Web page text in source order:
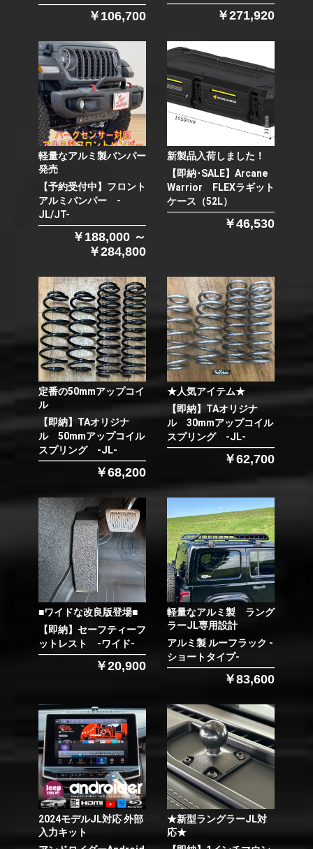
￥106,700 ￥271,920
軽量なアルミ製バンパー
発売
【予約受付中】フロント
アルミバンパー -
JL/JT-
￥188,000 ～
￥284,800
新製品入荷しました！
【即納･SALE】Arcane
Warrior FLEXラギット
ケース（52L）
￥46,530
定番の50mmアップコイ
ル
【即納】TAオリジナ
ル 50mmアップコイル
スプリング -JL-
￥68,200
★人気アイテム★
【即納】TAオリジナ
ル 30mmアップコイル
スプリング -JL-
￥62,700
■ワイドな改良版登場■
【即納】セーフティーフ
ットレスト -ワイド-
￥20,900
軽量なアルミ製 ラング
ラーJL専用設計
アルミ製 ルーフラック -
ショートタイプ-
￥83,600
2024モデルJL対応 外部
入力キット
★新型ラングラーJL対
応★